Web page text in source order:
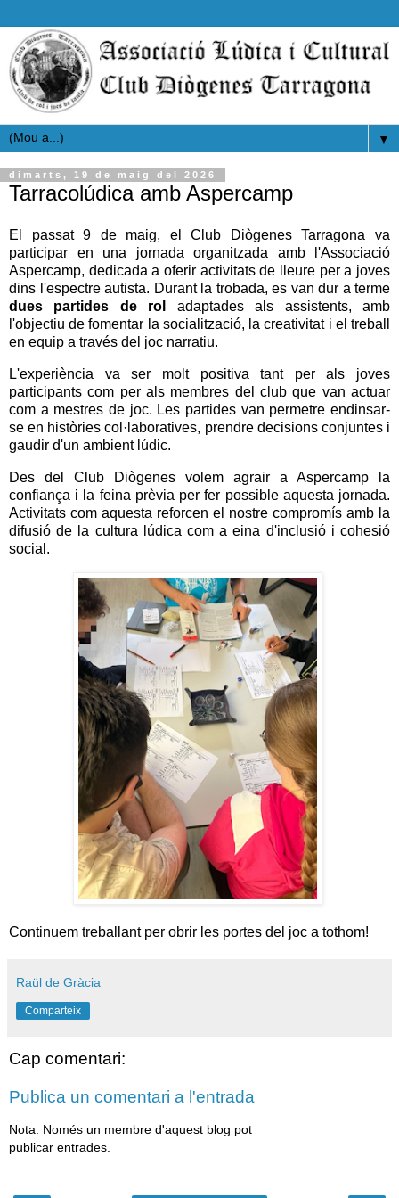
▼
dimarts, 19 de maig del 2026
Tarracolúdica amb Aspercamp
El passat 9 de maig, el Club Diògenes Tarragona va
participar en una jornada organitzada amb l'Associació
Aspercamp, dedicada a oferir activitats de lleure per a joves
dins l'espectre autista. Durant la trobada, es van dur a terme
dues partides de rol
adaptades als assistents, amb
l'objectiu de fomentar la socialització, la creativitat i el treball
en equip a través del joc narratiu.
L'experiència va ser molt positiva tant per als joves
participants com per als membres del club que van actuar
com a mestres de joc. Les partides van permetre endinsar-
se en històries col·laboratives, prendre decisions conjuntes i
gaudir d'un ambient lúdic.
Des del Club Diògenes volem agrair a Aspercamp la
confiança i la feina prèvia per fer possible aquesta jornada.
Activitats com aquesta reforcen el nostre compromís amb la
difusió de la cultura lúdica com a eina d'inclusió i cohesió
social.
Continuem treballant per obrir les portes del joc a tothom!
Raül de Gràcia
Comparteix
Cap comentari:
Publica un comentari a l'entrada
Nota: Només un membre d'aquest blog pot
publicar entrades.